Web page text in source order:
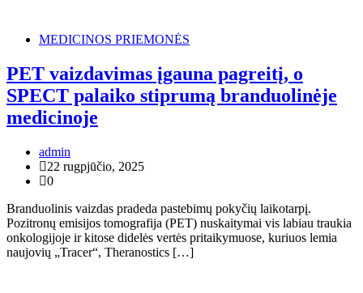
MEDICINOS PRIEMONĖS
PET vaizdavimas įgauna pagreitį, o
SPECT palaiko stiprumą branduolinėje
medicinoje
admin
22 rugpjūčio, 2025
0
Branduolinis vaizdas pradeda pastebimų pokyčių laikotarpį.
Pozitronų emisijos tomografija (PET) nuskaitymai vis labiau traukia
onkologijoje ir kitose didelės vertės pritaikymuose, kuriuos lemia
naujovių „Tracer“, Theranostics […]